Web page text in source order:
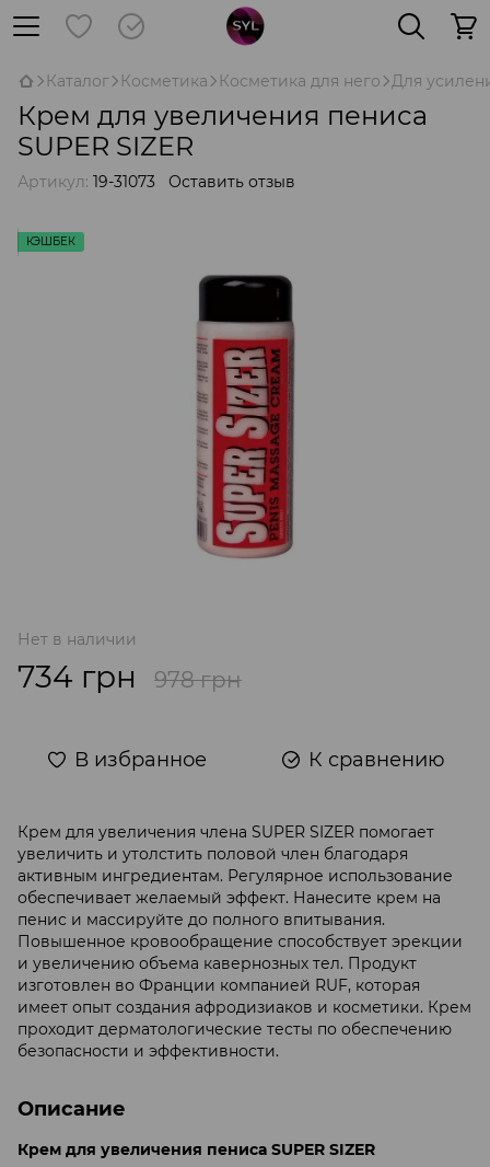
Каталог Косметика Косметика для него Для
Крем для увеличения пениса
SUPER SIZER
Артикул: 19-31073 Оставить отзыв
КЭШБЕК
Нет в наличии
734 грн 978 грн
В избранное К сравнению
Крем для увеличения члена SUPER SIZER помогает
увеличить и утолстить половой член благодаря
активным ингредиентам. Регулярное использование
обеспечивает желаемый эффект. Нанесите крем на
пенис и массируйте до полного впитывания.
Повышенное кровообращение способствует эрекции
и увеличению объема кавернозных тел. Продукт
изготовлен во Франции компанией RUF, которая
имеет опыт создания афродизиаков и косметики. Крем
проходит дерматологические тесты по обеспечению
безопасности и эффективности.
Описание
Крем для увеличения пениса SUPER SIZER